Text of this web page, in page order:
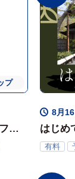
プ
ト
8月
はじめ
有料